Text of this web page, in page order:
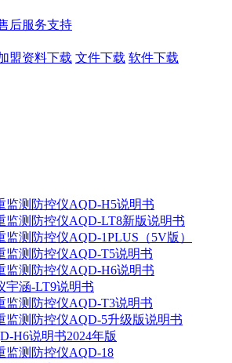
后服务支持
盟资料下载 文件下载 软件下载
监测防控仪AQD-H5说明书
监测防控仪AQD-LT8新版说明书
测防控仪AQD-1PLUS（5V版）
监测防控仪AQD-T5说明书
监测防控仪AQD-H6说明书
宇涵-LT9说明书
监测防控仪AQD-T3说明书
监测防控仪AQD-5升级版说明书
H6说明书2024年版
监测防控仪AQD-18